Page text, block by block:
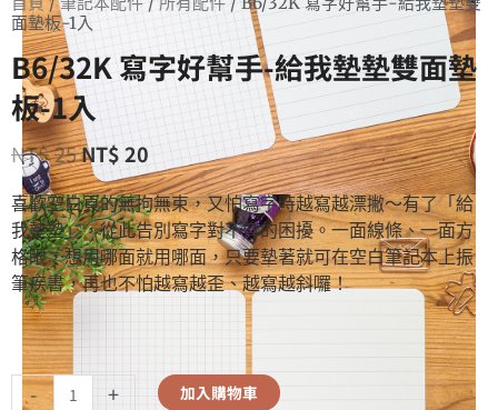
面墊板-1入
B6/32K 寫字好幫手-給我墊墊雙面墊
板-1入
NT$25NT$20
喜歡空白頁的無拘無束，又怕寫字時越寫越漂撇～有了「給
我墊墊」，從此告別寫字對不齊的困擾。一面線條、一面方
格眼，想用哪面就用哪面，只要墊著就可在空白筆記本上振
筆疾書，再也不怕越寫越歪、越寫越斜囉！
- + 加入購物車